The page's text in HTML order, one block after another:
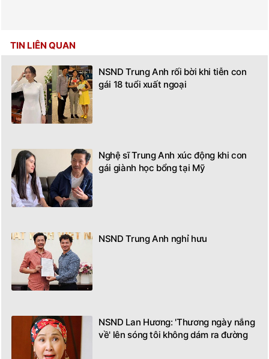
TIN LIÊN QUAN
NSND Trung Anh rối bời khi tiễn con
gái 18 tuổi xuất ngoại
Nghệ sĩ Trung Anh xúc động khi con
gái giành học bổng tại Mỹ
NSND Trung Anh nghỉ hưu
NSND Lan Hương: 'Thương ngày nắng
về' lên sóng tôi không dám ra đường